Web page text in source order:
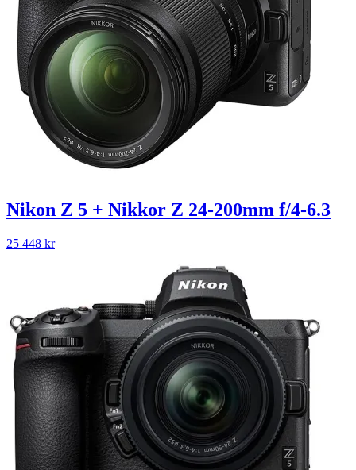
Nikon Z 5 + Nikkor Z 24-200mm f/4-6.3
25 448 kr